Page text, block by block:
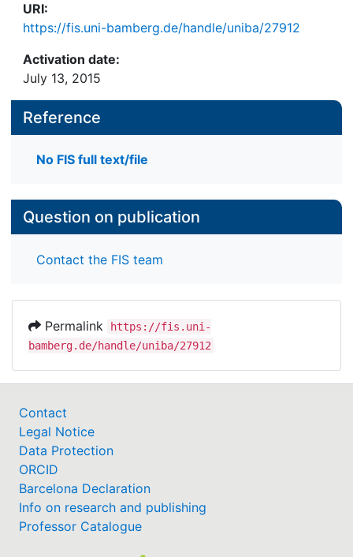
URI:
https://fis.uni-bamberg.de/handle/uniba/27912
Activation date:
July 13, 2015
Reference
No FIS full text/file
Question on publication
Contact the FIS team
Permalink
https://fis.uni-
bamberg.de/handle/uniba/27912
Contact
Legal Notice
Data Protection
ORCID
Barcelona Declaration
Info on research and publishing
Professor Catalogue